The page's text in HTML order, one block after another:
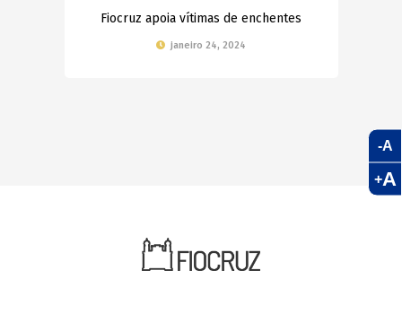
Fiocruz apoia vítimas de enchentes
janeiro 24, 2024
-A
+A